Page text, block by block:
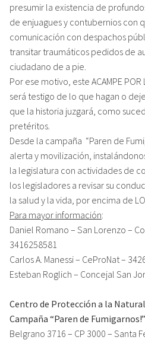
presumir la existencia de
de enjuagues y contubernios con
comunicación con despachos
transitar traumáticos pedidos de
ciudadano de a pie.
Por ese motivo, este ACAMPE
será testigo de lo que hagan o
que la historia juzgará, como
pretéritos.
Desde la campaña “Paren de
alerta y movilización,
la legislatura con actividades de
los legisladores a revisar su
la salud y la vida, por encima de
Para mayor información:
Daniel Romano – San Lorenzo –
3416258581
Carlos A. Manessi – CeProNat –
Esteban Roglich – Concejal San
Centro de Protección a la
Campaña “Paren de Fumigarnos!”
Belgrano 3716 – CP 3000 – Santa